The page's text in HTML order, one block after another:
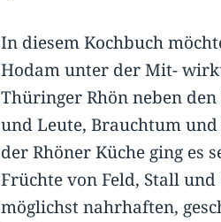
In diesem Kochbuch
Hodam unter der Mit-
Thüringer Rhön neben
und Leute, Brauchtum
der Rhöner Küche ging es
Früchte von Feld, Stall
möglichst nahrhaften,